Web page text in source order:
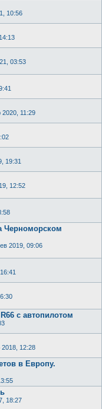
10:56
03:53
2020, 11:29
19:31
12:52
Черноморском
2019, 09:06
c автопилотом
12:28
в Европу.
18:27